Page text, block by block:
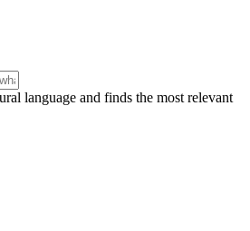
language and finds the most relevant